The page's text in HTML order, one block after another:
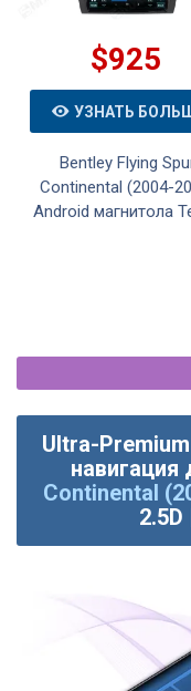
$925
УЗНАТЬ
Bentley Flying
Continental (2004-
Android магнитола
Ultra-
навигация
Continental
2.5D